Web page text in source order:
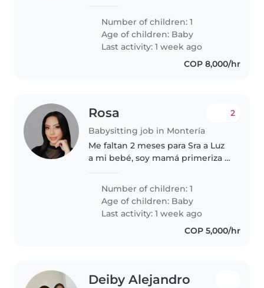
Number of children: 1
Age of children: Baby
Last activity: 1 week ago
COP 8,000/hr
Rosa
Babysitting job in Montería
2
Me faltan 2 meses para Sra a Luz
a mi bebé, soy mamá primeriza y
salida cada 15 días
Number of children: 1
Age of children: Baby
Last activity: 1 week ago
COP 5,000/hr
Deiby Alejandro